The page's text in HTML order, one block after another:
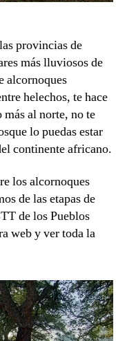
provincias de
más lluviosos de
alcornoques
helechos, te hace
más al norte, no te
lo puedas estar
continente africano.
los alcornoques
de las etapas de
de los Pueblos
web y ver toda la